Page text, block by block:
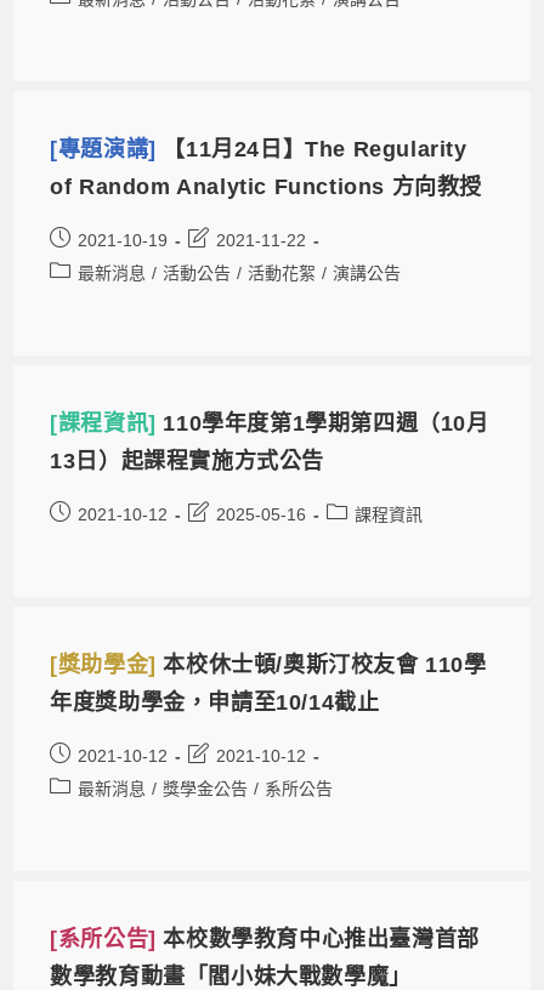
[專題演講]
【11月24日】The Regularity
of Random Analytic Functions 方向教授
2021-10-19
2021-11-22
最新消息 / 活動公告 / 活動花絮 / 演講公告
[課程資訊] 110學年度第1學期第四週（10月
13日）起課程實施方式公告
2021-10-12 2025-05-16 課程資訊
[獎助學金]本校休士頓/奧斯汀校友會 110學
年度獎助學金，申請至10/14截止
2021-10-12
2021-10-12
最新消息 / 獎學金公告 / 系所公告
[系所公告]本校數學教育中心推出臺灣首部
數學教育動畫「閻小妹大戰數學魔」